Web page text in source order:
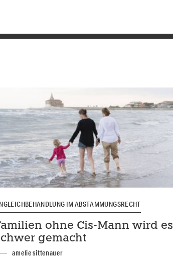
IM ABSTAMMUNGSRECHT
ohne Cis-Mann wird es
gemacht
amelie sittenauer